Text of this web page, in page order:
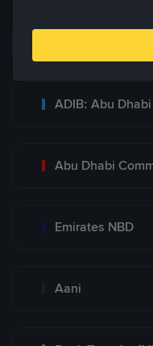
ADIB: Abu
Abu Dhabi
Emirates NBD
Aani